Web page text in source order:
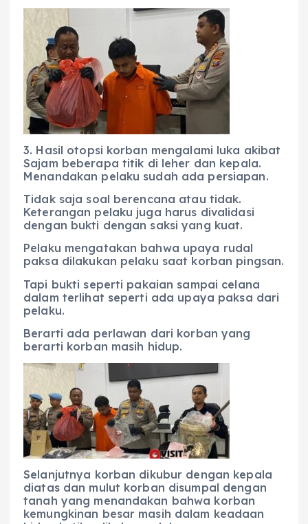
3. Hasil otopsi korban mengalami luka akibat
Sajam beberapa titik di leher dan kepala.
Menandakan pelaku sudah ada persiapan.
Tidak saja soal berencana atau tidak.
Keterangan pelaku juga harus divalidasi
dengan bukti dengan saksi yang kuat.
Pelaku mengatakan bahwa upaya rudal
paksa dilakukan pelaku saat korban pingsan.
Tapi bukti seperti pakaian sampai celana
dalam terlihat seperti ada upaya paksa dari
pelaku.
Berarti ada perlawan dari korban yang
berarti korban masih hidup.
Selanjutnya korban dikubur dengan kepala
diatas dan mulut korban disumpal dengan
tanah yang menandakan bahwa korban
kemungkinan besar masih dalam keadaan